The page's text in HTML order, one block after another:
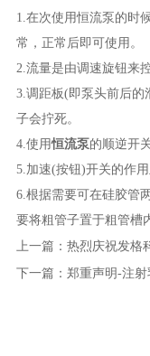
1.在次使用恒流泵的时
常，正常后即可使用。
2.流量是由调速旋钮来
3.调距板(即泵头前后的
子会拧死。
4.使用恒流泵的顺逆开
5.加速(按钮)开关的作
6.根据需要可在硅胶管
要将粗管子置于粗管槽
上一篇： 热烈庆祝发格
下一篇： 郑重声明-注